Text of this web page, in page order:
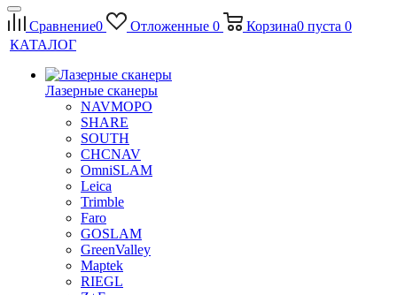
Сравнение0 Отложенные 0 Корзина0 пуста 0
КАТАЛОГ
Лазерные сканеры
NAVMOPO
SHARE
SOUTH
CHCNAV
OmniSLAM
Leica
Trimble
Faro
GOSLAM
GreenValley
Maptek
RIEGL